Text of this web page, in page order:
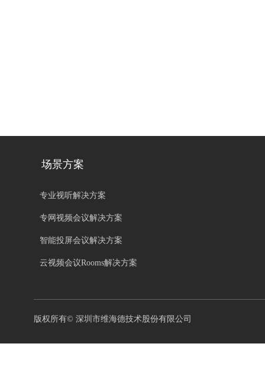
场景方案
专业视听解决方案
专网视频会议解决方案
智能投屏会议解决方案
云视频会议Rooms解决方案
版权所有© 深圳市维海德技术股份有限公司